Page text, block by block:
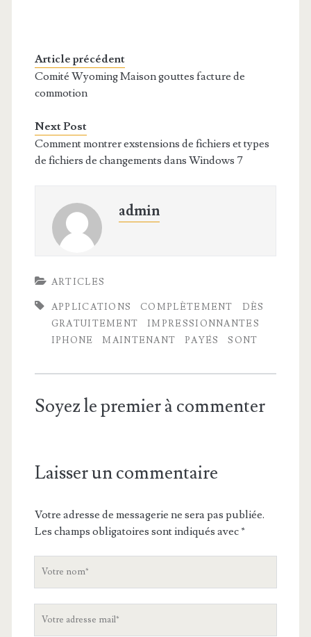
Article précédent
Comité Wyoming Maison gouttes facture de
commotion
Next Post
Comment montrer exstensions de fichiers et types
de fichiers de changements dans Windows 7
admin
ARTICLES
APPLICATIONS COMPLÈTEMENT
DÈS
GRATUITEMENT
IMPRESSIONNANTES
IPHONE
MAINTENANT PAYÉS SONT
Soyez le premier à commenter
Laisser un commentaire
Votre adresse de messagerie ne sera pas publiée.
Les champs obligatoires sont indiqués avec*
V
V